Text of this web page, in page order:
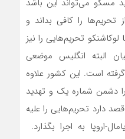
تحریم‌ها را کافی بداند و
تحریم‌هایی را نیز
البته انگلیس موضعی
است. این کشور علاوه
را دشمن شماره یک و تهدید
دارد تحریم‌هایی را علیه
نورد‌ استریم ۲ و یامال-اروپا به اجرا بگذارد.